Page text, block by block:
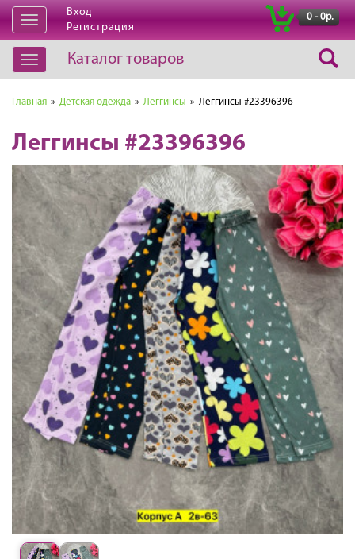
Открыть
навигацию
Вход
Регистрация
0 - 0р.
Открыть
навигацию
Каталог товаров
Главная » Детская одежда » Леггинсы » Леггинсы #23396396
Леггинсы #23396396